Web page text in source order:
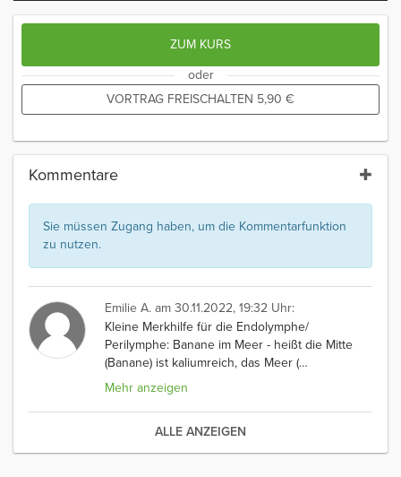
ZUM KURS
oder
VORTRAG FREISCHALTEN 5,90 €
Kommentare
Sie müssen Zugang haben, um die Kommentarfunktion
zu nutzen.
Emilie A. am 30.11.2022, 19:32 Uhr:
Kleine Merkhilfe für die Endolymphe/
Perilymphe: Banane im Meer - heißt die Mitte
(Banane) ist kaliumreich, das Meer (…
Mehr anzeigen
ALLE ANZEIGEN